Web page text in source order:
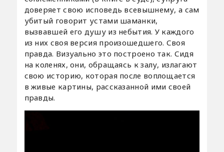
доверяет свою исповедь всевышнему, а сам
убитый говорит устами шаманки,
вызвавшей его душу из небытия. У каждого
из них своя версия произошедшего. Своя
правда. Визуально это построено так. Сидя
на коленях, они, обращаясь к залу, излагают
свою историю, которая после воплощается
в живые картины, рассказанной ими своей
правды.